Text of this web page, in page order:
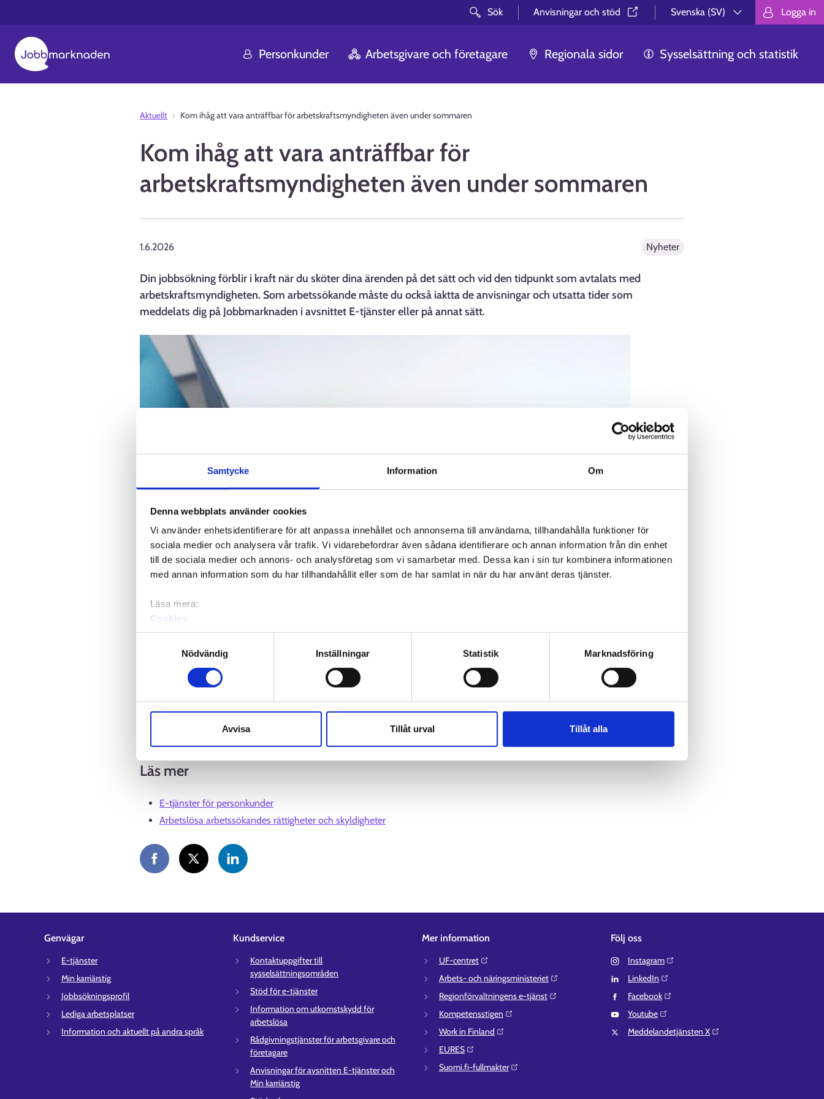
Samtycke Information Om
Denna webbplats använder cookies
Vi använder enhetsidentifierare för att anpassa innehållet och annonserna till användarna, tillhandahålla funktioner för
sociala medier och analysera vår trafik. Vi vidarebefordrar även sådana identifierare och annan information från din enhet
till de sociala medier och annons- och analysföretag som vi samarbetar med. Dessa kan i sin tur kombinera informationen
med annan information som du har tillhandahållit eller som de har samlat in när du har använt deras tjänster.
Läsa mera:
Cookies
Dataskydd och behandling av personuppgifter
Nödvändig
Inställningar Statistik Marknadsföring
Avvisa Tillåt urval Tillåt alla
Sök Anvisningar och stöd⁠
Svenska (SV)
Välj språk.
Logga in
Personkunder Arbetsgivare och företagare Regionala sidor Sysselsättning och statistik
Aktuellt Kom ihåg att vara anträffbar för arbetskraftsmyndigheten även under sommaren
Kom ihåg att vara anträffbar för
arbetskraftsmyndigheten även under sommaren
1.6.2026 Nyheter
Din jobbsökning förblir i kraft när du sköter dina ärenden på det sätt och vid den tidpunkt som avtalats med
arbetskraftsmyndigheten. Som arbetssökande måste du också iaktta de anvisningar och utsatta tider som
meddelats dig på Jobbmarknaden i avsnittet E-tjänster eller på annat sätt.
Kom ihåg att vara anträffbar för arbetskraftsmyndigheten även under sommaren och håll dina kontaktuppgifter uppdaterade. Du
Läs mer
E-tjänster för personkunder
Arbetslösa arbetssökandes rättigheter och skyldigheter
Genvägar
E-tjänster
Min karriärstig
Jobbsökningsprofil
Lediga arbetsplatser
Information och aktuellt på andra språk
Kundservice
Kontaktuppgifter till
sysselsättningsområden
Stöd för e-tjänster
Information om utkomstskydd för
arbetslösa
Rådgivningstjänster för arbetsgivare och
företagare
Anvisningar för avsnitten E-tjänster och
Min karriärstig
Mer information
UF-centret⁠
Arbets- och näringsministeriet⁠
Regionförvaltningens e-tjänst⁠
Kompetensstigen⁠
Work in Finland⁠
EURES⁠
Suomi.fi-fullmakter⁠
Följ oss
Instagram⁠
LinkedIn⁠
Facebook⁠
Youtube⁠
Meddelandetjänsten X⁠